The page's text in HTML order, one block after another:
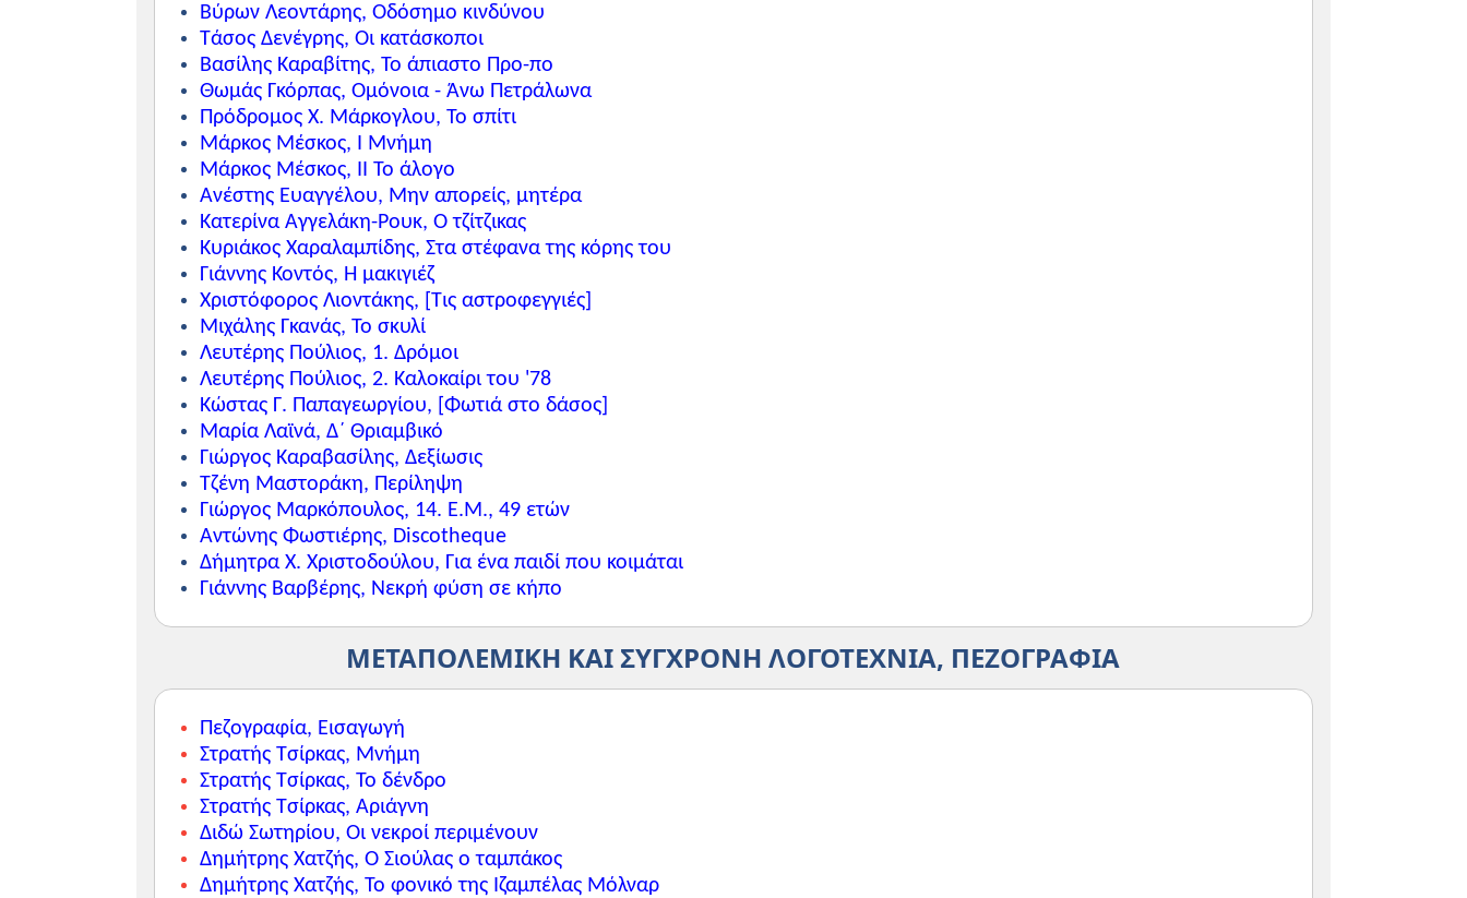
Βύρων Λεοντάρης, Οδόσημο κινδύνου
Τάσος Δενέγρης, Οι κατάσκοποι
Βασίλης Καραβίτης, Το άπιαστο Προ-πο
Θωμάς Γκόρπας, Ομόνοια - Άνω Πετράλωνα
Πρόδρομος Χ. Μάρκογλου, Το σπίτι
Μάρκος Μέσκος, Ι Μνήμη
Μάρκος Μέσκος, ΙΙ Το άλογο
Ανέστης Ευαγγέλου, Μην απορείς, μητέρα
Κατερίνα Αγγελάκη-Ρουκ, Ο τζίτζικας
Κυριάκος Χαραλαμπίδης, Στα στέφανα της κόρης του
Γιάννης Κοντός, Η μακιγιέζ
Χριστόφορος Λιοντάκης, [Τις αστροφεγγιές]
Μιχάλης Γκανάς, Το σκυλί
Λευτέρης Πούλιος, 1. Δρόμοι
Λευτέρης Πούλιος, 2. Καλοκαίρι του '78
Κώστας Γ. Παπαγεωργίου, [Φωτιά στο δάσος]
Μαρία Λαϊνά, Δ΄ Θριαμβικό
Γιώργος Καραβασίλης, Δεξίωσις
Τζένη Μαστοράκη, Περίληψη
Γιώργος Μαρκόπουλος, 14. Ε.Μ., 49 ετών
Αντώνης Φωστιέρης, Discotheque
Δήμητρα Χ. Χριστοδούλου, Για ένα παιδί που κοιμάται
Γιάννης Βαρβέρης, Νεκρή φύση σε κήπο
ΜΕΤΑΠΟΛΕΜΙΚΗ ΚΑΙ ΣΥΓΧΡΟΝΗ ΛΟΓΟΤΕΧΝΙΑ, ΠΕΖΟΓΡΑΦΙΑ
Πεζογραφία, Εισαγωγή
Στρατής Τσίρκας, Μνήμη
Στρατής Τσίρκας, Το δένδρο
Στρατής Τσίρκας, Αριάγνη
Διδώ Σωτηρίου, Οι νεκροί περιμένουν
Δημήτρης Χατζής, Ο Σιούλας ο ταμπάκος
Δημήτρης Χατζής, Το φονικό της Ιζαμπέλας Μόλναρ